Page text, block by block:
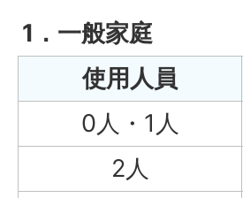
1．一般家庭
使用人員
0人・1人
2人